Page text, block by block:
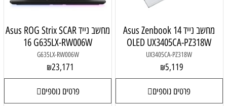
מחשב נייד Asus Zenbook 14
OLED UX3405CA-PZ318W
UX3405CA-PZ318W
₪5,119
פרטים נוספים
מחשב נייד Asus ROG Strix SCAR
16 G635LX-RW006W
G635LX-RW006W
₪23,171
פרטים נוספים